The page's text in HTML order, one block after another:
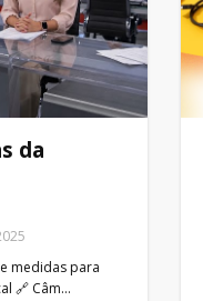
da
medidas para
🔗 Câm…